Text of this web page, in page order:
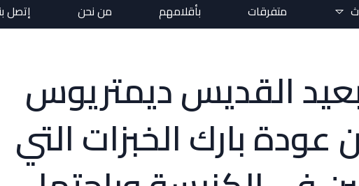
متفرقات بأقلامهم من نحن إتصل
القديس ديمتريوس
بارك الخبزات التي